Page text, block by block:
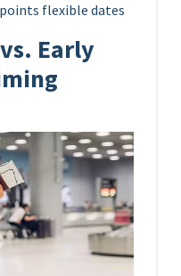
flexible dates
Early